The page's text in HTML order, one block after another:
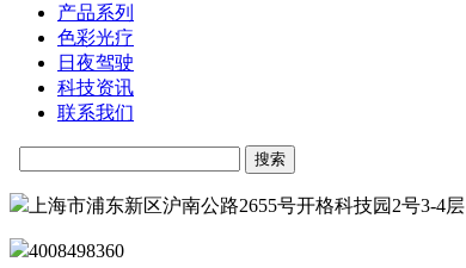
产品系列
色彩光疗
日夜驾驶
科技资讯
联系我们
上海市浦东新区沪南公路2655号开格科技园2号3-4层
4008498360